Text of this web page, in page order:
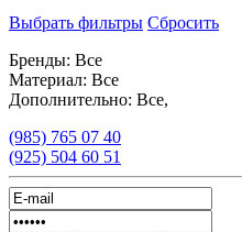
Выбрать фильтры Сбросить
Бренды: Все
Материал: Все
Дополнительно: Все,
(985) 765 07 40
(925) 504 60 51